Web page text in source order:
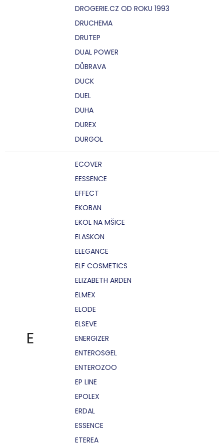
DROGERIE.CZ OD ROKU 1993
DRUCHEMA
DRUTEP
DUAL POWER
DŮBRAVA
DUCK
DUEL
DUHA
DUREX
DURGOL
E
ECOVER
EESSENCE
EFFECT
EKOBAN
EKOL NA MŠICE
ELASKON
ELEGANCE
ELF COSMETICS
ELIZABETH ARDEN
ELMEX
ELODE
ELSEVE
ENERGIZER
ENTEROSGEL
ENTEROZOO
EP LINE
EPOLEX
ERDAL
ESSENCE
ETEREA